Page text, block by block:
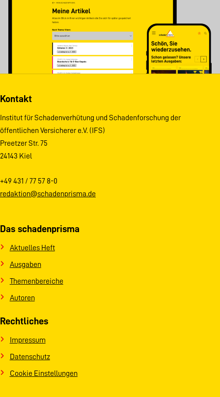
Kontakt
Institut für Schadenverhütung und Schadenforschung der
öffentlichen Versicherer e.V. (IFS)
Preetzer Str. 75
24143 Kiel
+49 431 / 77 57 8-0
redaktion@schadenprisma.de
Das schadenprisma
Aktuelles Heft
Ausgaben
Themenbereiche
Autoren
Rechtliches
Impressum
Datenschutz
Cookie Einstellungen